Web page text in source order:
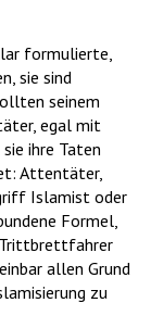
formulierte,
sie sind
seinem
egal mit
ihre Taten
Attentäter,
Islamist oder
Formel,
Trittbrettfahrer
allen Grund
zu